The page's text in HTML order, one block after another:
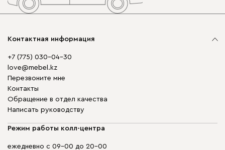
Контактная информация
+7 (775) 030-04-30
love@mebel.kz
Перезвоните мне
Контакты
Обращение в отдел качества
Написать руководству
Режим работы колл-центра
ежедневно с 09-00 до 20-00